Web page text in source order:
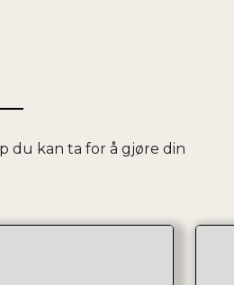
du kan ta for å gjøre din